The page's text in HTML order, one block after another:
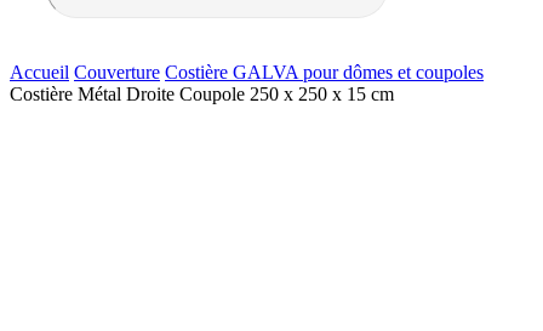
Accueil Couverture Costière GALVA pour dômes et coupoles
Costière Métal Droite Coupole 250 x 250 x 15 cm